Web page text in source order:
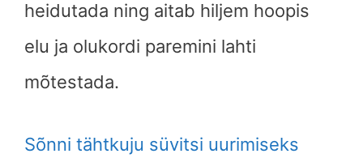
heidutada ning aitab hiljem hoopis
elu ja olukordi paremini lahti
mõtestada.
Sõnni tähtkuju süvitsi uurimiseks